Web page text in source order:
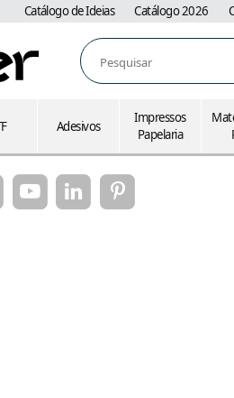
Catálogo de Ideias Catálogo 2026
Pesquisar
Adesivos
Impressos
Papelaria